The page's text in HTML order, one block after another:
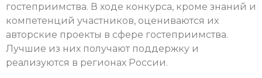
гостеприимства. В ходе конкурса, кроме знаний и
компетенций участников, оцениваются их
авторские проекты в сфере гостеприимства.
Лучшие из них получают поддержку и
реализуются в регионах России.